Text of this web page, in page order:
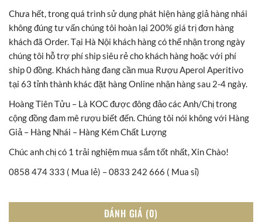
Chưa hết, trong quá trình sử dụng phát hiện hàng giả hàng nhái
không đúng tư vấn chúng tôi hoàn lại 200% giá trị đơn hàng
khách đã Order. Tại Hà Nội khách hàng có thể nhận trong ngày
chúng tôi hỗ trợ phí ship siêu rẻ cho khách hàng hoặc với phí
ship 0 đồng. Khách hàng đang cần mua Rượu Aperol Aperitivo
tại 63 tỉnh thành khác đặt hàng Online nhận hàng sau 2-4 ngày.
Hoàng Tiên Tửu – Là KOC được đông đảo các Anh/Chị trong
cộng đồng đam mê rượu biết đến. Chúng tôi nói không với Hàng
Giả – Hàng Nhái – Hàng Kém Chất Lượng
Chúc anh chị có 1 trải nghiệm mua sắm tốt nhất, Xin Chào!
0858 474 333 ( Mua lẻ) – 0833 242 666 ( Mua sỉ)
ĐÁNH GIÁ (0)